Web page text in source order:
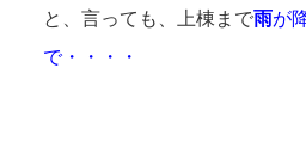
と、言っても、上棟まで雨が
で・・・・